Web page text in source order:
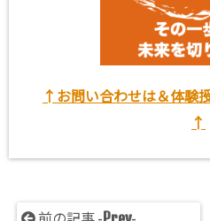
↑お問い合わせは＆体験
↑
前の記事 -Prev-